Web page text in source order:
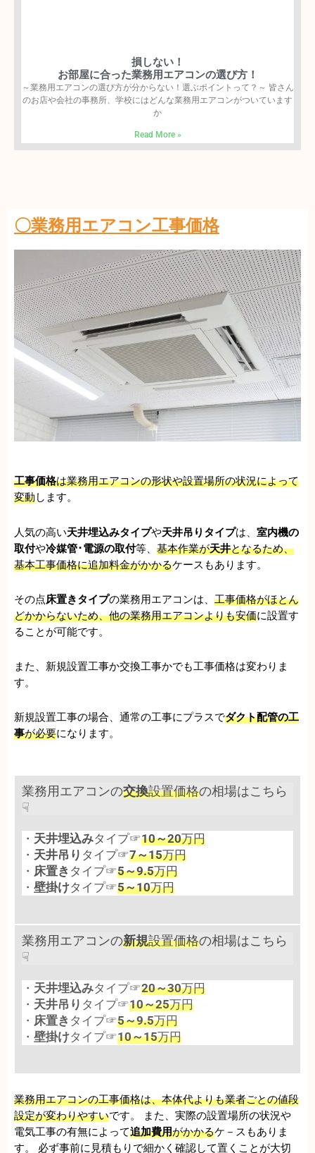
損しない！
お部屋に合った業務用エアコンの選び方！
～業務用エアコンの選び方が分からない！選ぶポイントって？～ 皆さん
のお店や会社の事務所、学校にはどんな業務用エアコンがついています
か
Read More »
〇業務用エアコン工事価格
工事価格は業務用エアコンの形状や設置場所の状況によって
変動します。
人気の高い天井埋込みタイプや天井吊りタイプは、 室内機の
取付や冷媒管･電源の取付等、 基本作業が天井となるため、
基本工事価格に追加料金がかかるケースもあります。
その点床置きタイプの業務用エアコンは、 工事価格がほとん
どかからないため、他の業務用エアコンよりも安価に設置す
ることが可能です。
また、新規設置工事か交換工事かでも工事価格は変わりま
す。
新規設置工事の場合、通常の工事にプラスでダクト配管の工
事が必要になります。
業務用エアコンの交換設置価格の相場はこちら
☟
・ 天井埋込みタイプ☞10～20万円
・ 天井吊り タイプ☞7～15万円
・ 床置き タイプ☞5～9.5万円
・ 壁掛けタイプ☞5～10万円
業務用エアコンの新規設置価格の相場はこちら
☟
・ 天井埋込みタイプ☞20～30万円
・ 天井吊り タイプ☞10～25万円
・ 床置き タイプ☞5～9.5万円
・ 壁掛けタイプ☞10～15万円
業務用エアコンの工事価格は、本体代よりも業者ごとの値段
設定が変わりやすいです。 また、実際の設置場所の状況や
電気工事の有無によって追加費用がかかるケ－スもありま
す。 必ず事前に見積もりで細かく確認して置くことが大切